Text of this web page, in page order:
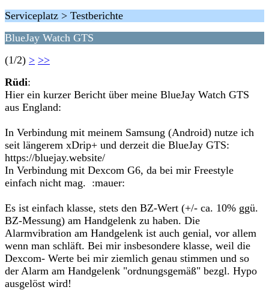
Serviceplatz > Testberichte
BlueJay Watch GTS
(1/2) > >>
Rüdi:
Hier ein kurzer Bericht über meine BlueJay Watch GTS
aus England:
In Verbindung mit meinem Samsung (Android) nutze ich
seit längerem xDrip+ und derzeit die BlueJay GTS:
https://bluejay.website/
In Verbindung mit Dexcom G6, da bei mir Freestyle
einfach nicht mag. :mauer:
Es ist einfach klasse, stets den BZ-Wert (+/- ca. 10% ggü.
BZ-Messung) am Handgelenk zu haben. Die
Alarmvibration am Handgelenk ist auch genial, vor allem
wenn man schläft. Bei mir insbesondere klasse, weil die
Dexcom- Werte bei mir ziemlich genau stimmen und so
der Alarm am Handgelenk "ordnungsgemäß" bezgl. Hypo
ausgelöst wird!